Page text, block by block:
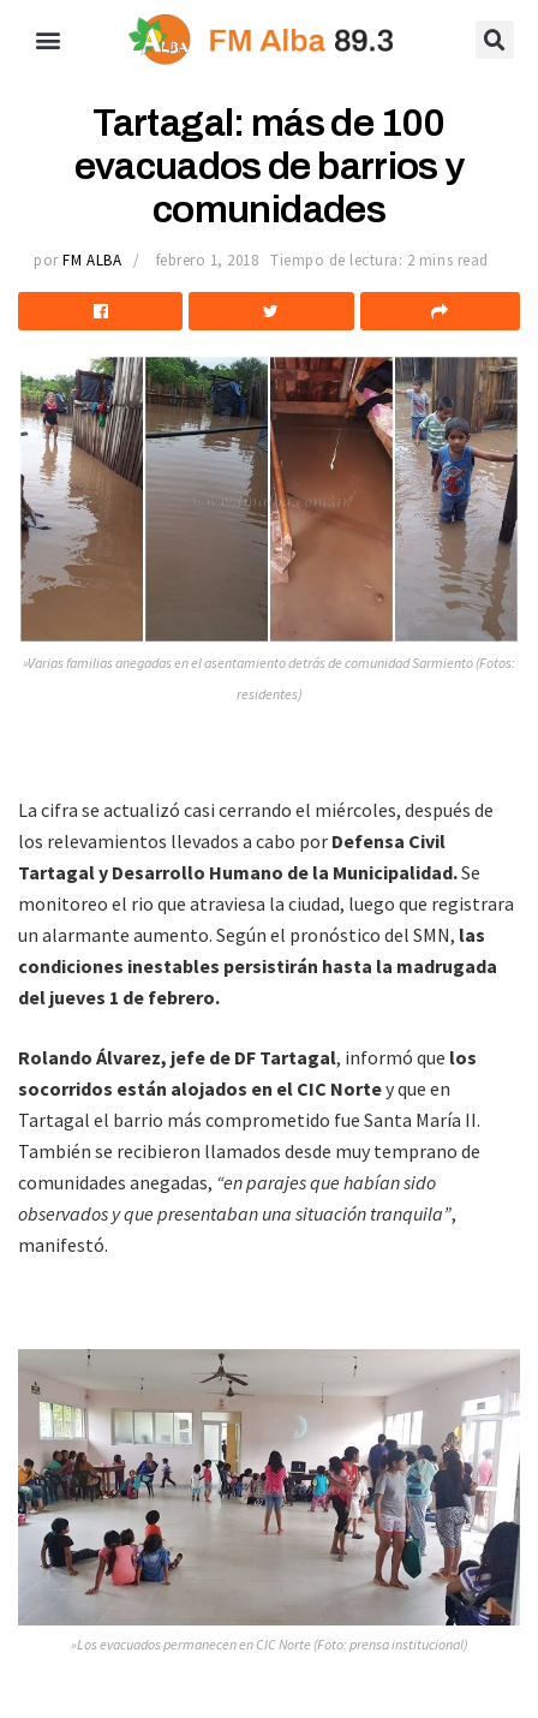
Tartagal: más de 100
evacuados de barrios y
comunidades
por FM ALBA febrero 1, 2018 Tiempo de lectura: 2 mins read
»Varias familias anegadas en el asentamiento detrás de comunidad Sarmiento (Fotos:
residentes)
La cifra se actualizó casi cerrando el miércoles, después de
los relevamientos llevados a cabo por Defensa Civil
Tartagal y Desarrollo Humano de la Municipalidad.Se
monitoreo el rio que atraviesa la ciudad, luego que registrara
un alarmante aumento. Según el pronóstico del SMN, las
condiciones inestables persistirán hasta la madrugada
del jueves 1 de febrero.
Rolando Álvarez, jefe de DF Tartagal, informó que los
socorridos están alojados en el CIC Nortey que en
Tartagal el barrio más comprometido fue Santa María II.
También se recibieron llamados desde muy temprano de
comunidades anegadas, “en parajes que habían sido
observados y que presentaban una situación tranquila”,
manifestó.
»Los evacuados permanecen en CIC Norte (Foto: prensa institucional)